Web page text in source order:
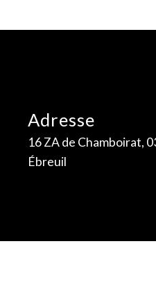
Adresse
16 ZA de Chamboirat, 03450
Ébreuil